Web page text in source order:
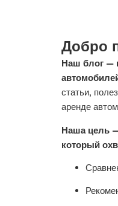
Добро
Наш блог —
статьи,
аренде
Наша цель
который